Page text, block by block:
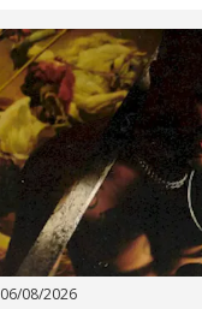
06/08/2026